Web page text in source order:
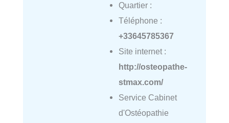
Quartier :
Téléphone :
+33645785367
Site internet :
http://osteopathe-
stmax.com/
Service Cabinet
d'Ostéopathie